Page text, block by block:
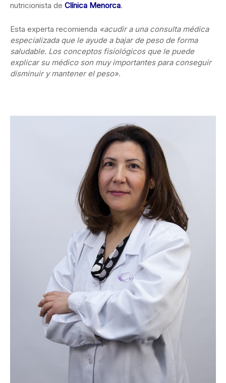
nutricionista de Clínica Menorca.
Esta experta recomienda «acudir a una consulta médica
especializada que le ayude a bajar de peso de forma
saludable. Los conceptos fisiológicos que le puede
explicar su médico son muy importantes para conseguir
disminuir y mantener el peso».